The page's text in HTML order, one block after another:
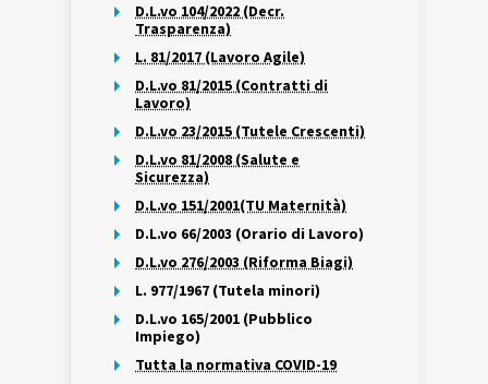
D.L.vo 104/2022 (Decr.
Trasparenza)
L. 81/2017 (Lavoro Agile)
D.L.vo 81/2015 (Contratti di
Lavoro)
D.L.vo 23/2015 (Tutele Crescenti)
D.L.vo 81/2008 (Salute e
Sicurezza)
D.L.vo 151/2001(TU Maternità)
D.L.vo 66/2003 (Orario di Lavoro)
D.L.vo 276/2003 (Riforma Biagi)
L. 977/1967 (Tutela minori)
D.L.vo 165/2001 (Pubblico
Impiego)
Tutta la normativa COVID-19